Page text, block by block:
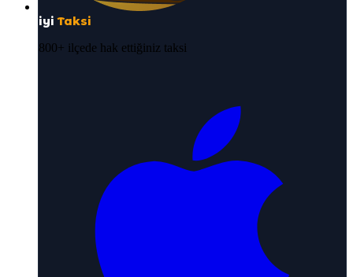
iyi Taksi
800+ ilçede hak ettiğiniz taksi